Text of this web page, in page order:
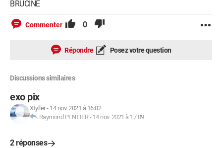
BRUCINE
Commenter 0
Répondre Posez votre question
Discussions similaires
exo pix
Xtyller- 14 nov. 2021 à 16:02
Raymond PENTIER- 14 nov. 2021 à 17:09
2 réponses